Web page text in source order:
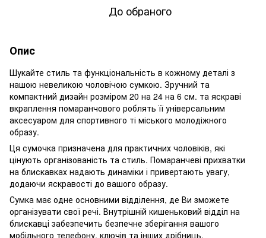
До обраного
Опис
Шукайте стиль та функціональність в кожному деталі з
нашою невеликою чоловічою сумкою. Зручний та
компактний дизайн розміром 20 на 24 на 6 см. та яскраві
вкраплення помаранчового роблять її універсальним
аксесуаром для спортивного ті міського молодіжного
образу.
Ця сумочка призначена для практичних чоловіків, які
цінують організованість та стиль. Помаранчеві прихватки
на блискавках надають динаміки і привертають увагу,
додаючи яскравості до вашого образу.
Сумка має одне основними відділення, де Ви зможете
організувати свої речі. Внутрішній кишеньковий відділ на
блискавці забезпечить безпечне зберігання вашого
мобільного телефону, ключів та інших дрібниць.